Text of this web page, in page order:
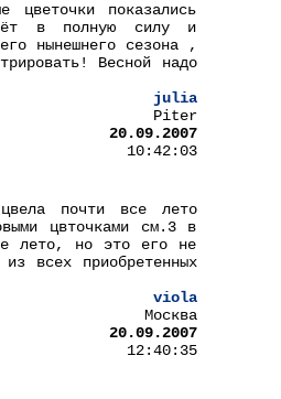
показались
в полную силу и
нынешнего сезона ,
Весной надо
julia
Piter
20.09.2007
10:42:03
почти все лето
цвточками см.3 в
лето, но это его не
всех приобретенных
viola
Москва
20.09.2007
12:40:35